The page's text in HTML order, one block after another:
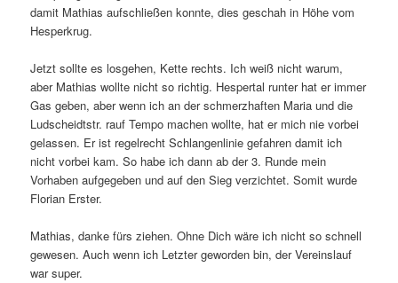
damit Mathias aufschließen konnte, dies geschah in Höhe vom
Hesperkrug.
Jetzt sollte es losgehen, Kette rechts. Ich weiß nicht warum,
aber Mathias wollte nicht so richtig. Hespertal runter hat er immer
Gas geben, aber wenn ich an der schmerzhaften Maria und die
Ludscheidtstr. rauf Tempo machen wollte, hat er mich nie vorbei
gelassen. Er ist regelrecht Schlangenlinie gefahren damit ich
nicht vorbei kam. So habe ich dann ab der 3. Runde mein
Vorhaben aufgegeben und auf den Sieg verzichtet. Somit wurde
Florian Erster.
Mathias, danke fürs ziehen. Ohne Dich wäre ich nicht so schnell
gewesen. Auch wenn ich Letzter geworden bin, der Vereinslauf
war super.